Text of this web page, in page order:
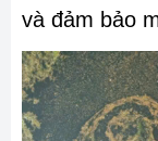
và đảm bảo